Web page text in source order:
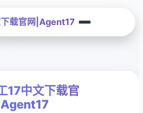
载官网|Agent17
17中文下载官